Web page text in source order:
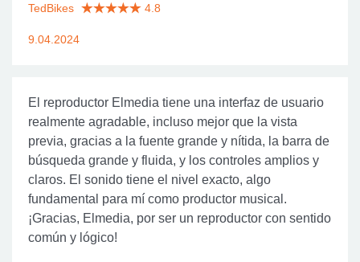
TedBikes 4.8
9.04.2024
El reproductor Elmedia tiene una interfaz de usuario
realmente agradable, incluso mejor que la vista
previa, gracias a la fuente grande y nítida, la barra de
búsqueda grande y fluida, y los controles amplios y
claros. El sonido tiene el nivel exacto, algo
fundamental para mí como productor musical.
¡Gracias, Elmedia, por ser un reproductor con sentido
común y lógico!